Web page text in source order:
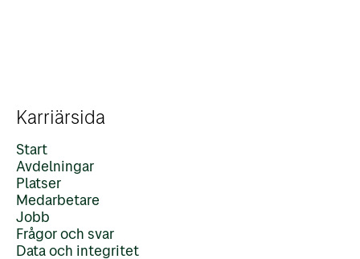
Karriärsida
Start
Avdelningar
Platser
Medarbetare
Jobb
Frågor och svar
Data och integritet